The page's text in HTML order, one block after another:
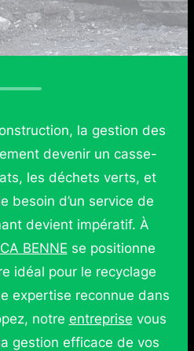
la gestion des
devenir un casse-
les déchets verts, et
besoin d’un service de
devient impératif. À
BENNE se positionne
idéal pour le recyclage
expertise reconnue dans
notre entreprise vous
gestion efficace de vos